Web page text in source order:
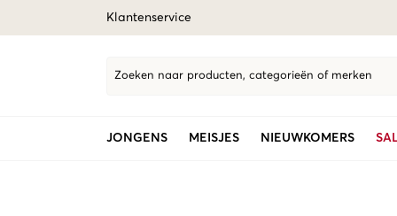
Klantenservice
Zoeken naar producten, categorieën of merken
JONGENS MEISJES NIEUWKOMERS